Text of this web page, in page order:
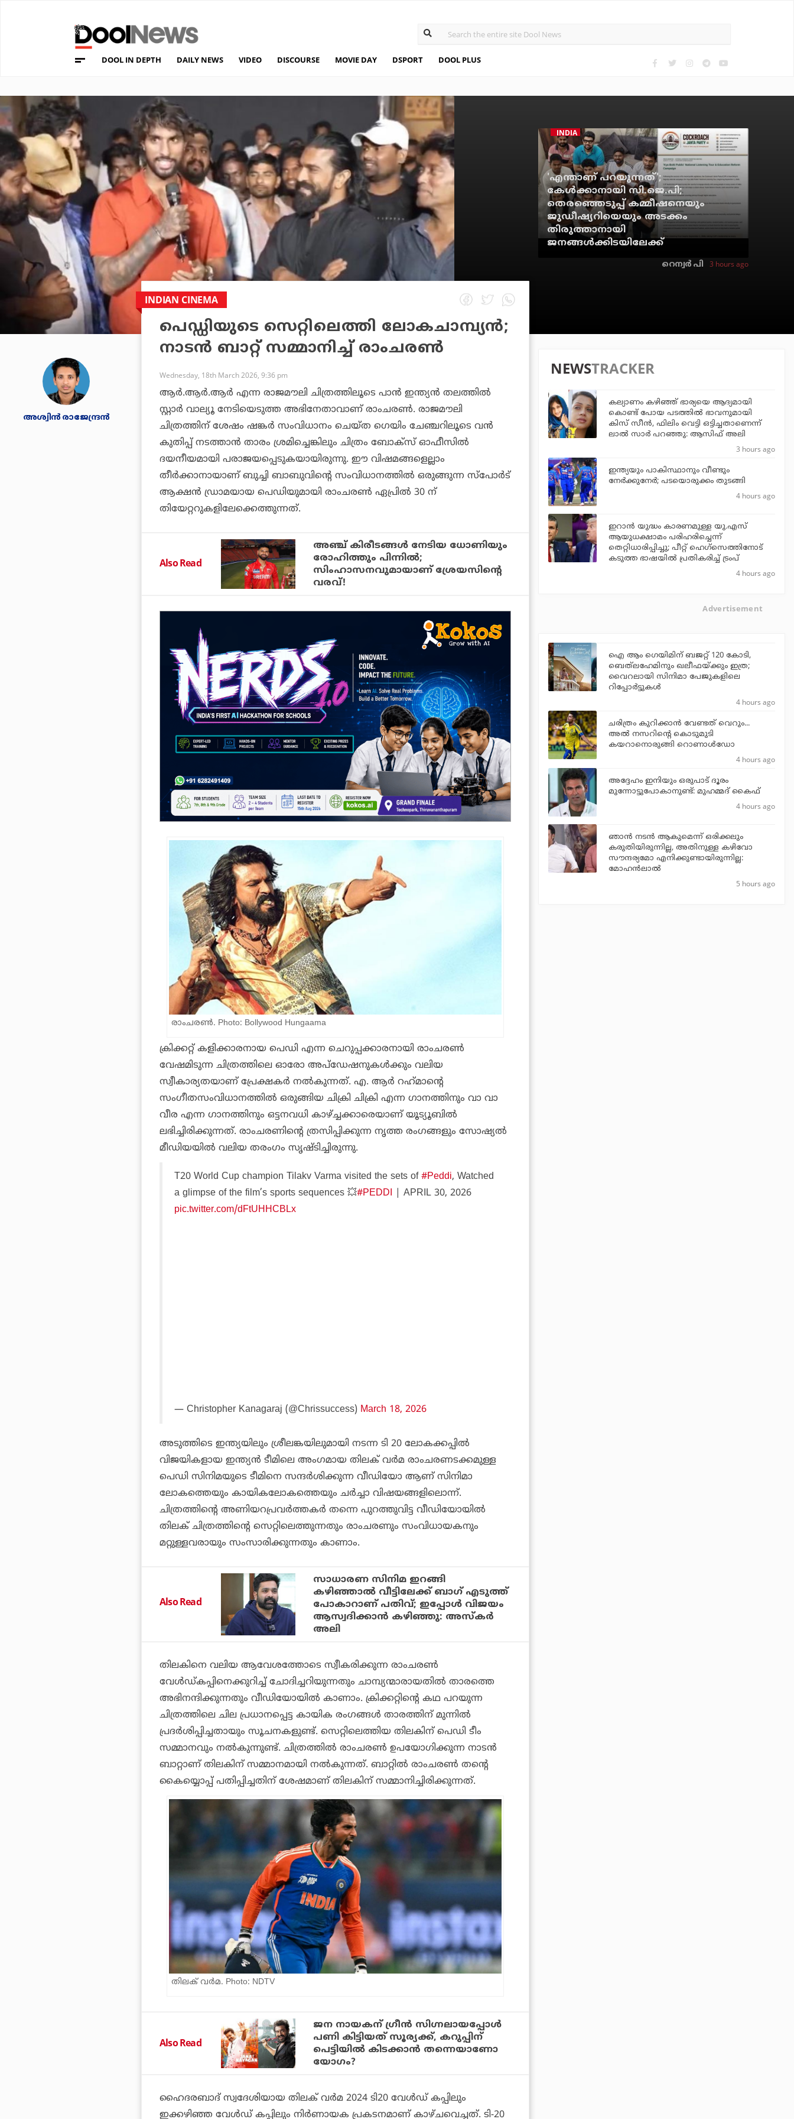
DOOL IN DEPTH DAILY NEWS VIDEO DISCOURSE MOVIE DAY DSPORT DOOL PLUS
INDIA
'എന്താണ് പറയുന്നത്';
കേള്‍ക്കാനായി സി.ജെ.പി;
തെരഞ്ഞെടുപ്പ് കമ്മീഷനെയും
ജുഡീഷ്യറിയെയും അടക്കം
തിരുത്താനായി
ജനങ്ങള്‍ക്കിടയിലേക്ക്
റെന്വര്‍ പി 3 hours ago
അശ്വിന്‍ രാജേന്ദ്രന്‍
INDIAN CINEMA
പെഡ്ഡിയുടെ സെറ്റിലെത്തി ലോകചാമ്പ്യന്‍;
നാടന്‍ ബാറ്റ് സമ്മാനിച്ച് രാംചരണ്‍
Wednesday, 18th March 2026, 9:36 pm
ആര്‍.ആര്‍.ആര്‍ എന്ന രാജമൗലി ചിത്രത്തിലൂടെ പാന്‍ ഇന്ത്യന്‍ തലത്തില്‍
സ്റ്റാര്‍ വാല്യൂ നേടിയെടുത്ത അഭിനേതാവാണ് രാംചരണ്‍. രാജമൗലി
ചിത്രത്തിന് ശേഷം ഷങ്കര്‍ സംവിധാനം ചെയ്ത ഗെയിം ചേഞ്ചറിലൂടെ വന്‍
കുതിപ്പ് നടത്താന്‍ താരം ശ്രമിച്ചെങ്കിലും ചിത്രം ബോക്‌സ് ഓഫീസില്‍
ദയനീയമായി പരാജയപ്പെടുകയായിരുന്നു. ഈ വിഷമങ്ങളെല്ലാം
തീര്‍ക്കാനായാണ് ബുച്ചി ബാബുവിന്റെ സംവിധാനത്തില്‍ ഒരുങ്ങുന്ന സ്‌പോര്‍ട്
ആക്ഷന്‍ ഡ്രാമയായ പെഡിയുമായി രാംചരണ്‍ ഏപ്രില്‍ 30 ന്
തിയേറ്ററുകളിലേക്കെത്തുന്നത്.
Also Read
അഞ്ച് കിരീടങ്ങള്‍ നേടിയ ധോണിയും
രോഹിത്തും പിന്നില്‍;
സിംഹാസനവുമായാണ് ശ്രേയസിന്റെ
വരവ്!
രാംചരണ്‍. Photo: Bollywood Hungaama
ക്രിക്കറ്റ് കളിക്കാരനായ പെഡി എന്ന ചെറുപ്പക്കാരനായി രാംചരണ്‍
വേഷമിടുന്ന ചിത്രത്തിലെ ഓരോ അപ്‌ഡേഷനുകള്‍ക്കും വലിയ
സ്വീകാര്യതയാണ് പ്രേക്ഷകര്‍ നല്‍കുന്നത്. എ. ആര്‍ റഹ്‌മാന്റെ
സംഗീതസംവിധാനത്തില്‍ ഒരുങ്ങിയ ചിക്രി ചിക്രി എന്ന ഗാനത്തിനും വാ വാ
വീര എന്ന ഗാനത്തിനും ഒട്ടനവധി കാഴ്ച്ചക്കാരെയാണ് യൂട്യൂബില്‍
ലഭിച്ചിരിക്കുന്നത്. രാംചരണിന്റെ ത്രസിപ്പിക്കുന്ന നൃത്ത രംഗങ്ങളും സോഷ്യല്‍
മീഡിയയില്‍ വലിയ തരംഗം സൃഷ്ടിച്ചിരുന്നു.
T20 World Cup champion Tilakv Varma visited the sets of #Peddi, Watched
a glimpse of the film’s sports sequences 💥#PEDDI | APRIL 30, 2026
pic.twitter.com/dFtUHHCBLx
— Christopher Kanagaraj (@Chrissuccess) March 18, 2026
അടുത്തിടെ ഇന്ത്യയിലും ശ്രീലങ്കയിലുമായി നടന്ന ടി 20 ലോകക്കപ്പില്‍
വിജയികളായ ഇന്ത്യന്‍ ടീമിലെ അംഗമായ തിലക് വര്‍മ രാംചരണടക്കമുള്ള
പെഡി സിനിമയുടെ ടീമിനെ സന്ദര്‍ശിക്കുന്ന വീഡിയോ ആണ് സിനിമാ
ലോകത്തെയും കായികലോകത്തെയും ചര്‍ച്ചാ വിഷയങ്ങളിലൊന്ന്.
ചിത്രത്തിന്റെ അണിയറപ്രവര്‍ത്തകര്‍ തന്നെ പുറത്തുവിട്ട വീഡിയോയില്‍
തിലക് ചിത്രത്തിന്റെ സെറ്റിലെത്തുന്നതും രാംചരണും സംവിധായകനും
മറ്റുള്ളവരായും സംസാരിക്കുന്നതും കാണാം.
Also Read
സാധാരണ സിനിമ ഇറങ്ങി
കഴിഞ്ഞാല്‍ വീട്ടിലേക്ക് ബാഗ് എടുത്ത്
പോകാറാണ് പതിവ്; ഇപ്പോള്‍ വിജയം
ആസ്വദിക്കാന്‍ കഴിഞ്ഞു: അസ്‌കര്‍
അലി
തിലകിനെ വലിയ ആവേശത്തോടെ സ്വീകരിക്കുന്ന രാംചരണ്‍
വേള്‍ഡ്കപ്പിനെക്കുറിച്ച് ചോദിച്ചറിയുന്നതും ചാമ്പ്യന്മാരായതില്‍ താരത്തെ
അഭിനന്ദിക്കുന്നതും വീഡിയോയില്‍ കാണാം. ക്രിക്കറ്റിന്റെ കഥ പറയുന്ന
ചിത്രത്തിലെ ചില പ്രധാനപ്പെട്ട കായിക രംഗങ്ങള്‍ താരത്തിന് മുന്നില്‍
പ്രദര്‍ശിപ്പിച്ചതായും സൂചനകളുണ്ട്. സെറ്റിലെത്തിയ തിലകിന് പെഡി ടീം
സമ്മാനവും നല്‍കുന്നുണ്ട്. ചിത്രത്തില്‍ രാംചരണ്‍ ഉപയോഗിക്കുന്ന നാടന്‍
ബാറ്റാണ് തിലകിന് സമ്മാനമായി നല്‍കുന്നത്. ബാറ്റില്‍ രാംചരണ്‍ തന്റെ
കൈയ്യൊപ്പ് പതിപ്പിച്ചതിന് ശേഷമാണ് തിലകിന് സമ്മാനിച്ചിരിക്കുന്നത്.
തിലക് വര്‍മ. Photo: NDTV
Also Read
ജന നായകന് ഗ്രീന്‍ സിഗ്നലായപ്പോള്‍
പണി കിട്ടിയത് സൂര്യക്ക്, കറുപ്പിന്
പെട്ടിയില്‍ കിടക്കാന്‍ തന്നെയാണോ
യോഗം?
ഹൈദരബാദ് സ്വദേശിയായ തിലക് വര്‍മ 2024 ടി20 വേള്‍ഡ് കപ്പിലും
ഇക്കഴിഞ്ഞ വേള്‍ഡ് കപ്പിലും നിര്‍ണായക പ്രകടനമാണ് കാഴ്ചവെച്ചത്. ടി-20
NEWSTRACKER
കല്യാണം കഴിഞ്ഞ് ഭാര്യയെ ആദ്യമായി
കൊണ്ട് പോയ പടത്തില്‍ ഭാവനുമായി
കിസ് സീന്‍, ഫിലിം വെട്ടി ഒട്ടിച്ചതാണെന്ന്
ലാല്‍ സാര്‍ പറഞ്ഞു: ആസിഫ് അലി
3 hours ago
ഇന്ത്യയും പാകിസ്ഥാനും വീണ്ടും
നേര്‍ക്കുനേര്‍; പടയൊരുക്കം തുടങ്ങി
4 hours ago
ഇറാന്‍ യുദ്ധം കാരണമുള്ള യു.എസ്
ആയുധക്ഷാമം പരിഹരിച്ചെന്ന്
തെറ്റിധാരിപ്പിച്ചു; പീറ്റ് ഹെഗ്‌സെത്തിനോട്
കടുത്ത ഭാഷയില്‍ പ്രതികരിച്ച് ട്രംപ്
4 hours ago
Advertisement
ഐ ആം ഗെയിമിന് ബജറ്റ് 120 കോടി,
ബെത്‌ലഹേമിനും ഖലീഫയ്ക്കും ഇത്ര;
വൈറലായി സിനിമാ പേജുകളിലെ
റിപ്പോര്‍ട്ടുകള്‍
4 hours ago
ചരിത്രം കുറിക്കാന്‍ വേണ്ടത് വെറും...
അല്‍ നസറിന്റെ കൊടുമുടി
കയറാനൊരുങ്ങി റൊണാള്‍ഡോ
4 hours ago
അദ്ദേഹം ഇനിയും ഒരുപാട് ദൂരം
മുന്നോട്ടുപോകാനുണ്ട്: മുഹമ്മദ് കൈഫ്
4 hours ago
ഞാൻ നടൻ ആകുമെന്ന് ഒരിക്കലും
കരുതിയിരുന്നില്ല, അതിനുള്ള കഴിവോ
സൗന്ദര്യമോ എനിക്കുണ്ടായിരുന്നില്ല:
മോഹൻലാൽ
5 hours ago